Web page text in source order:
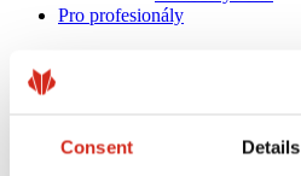
Consent Details
Pro profesionály